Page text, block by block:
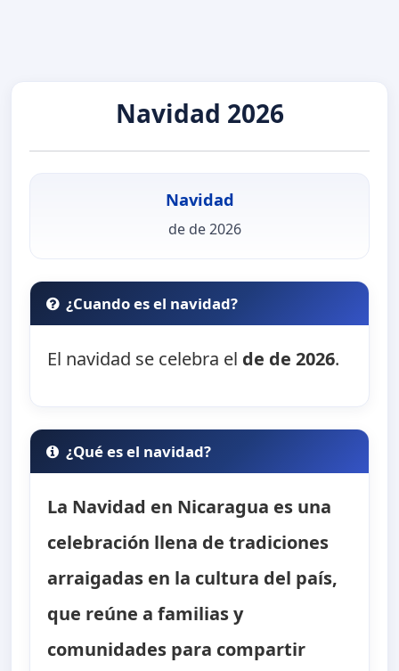
Navidad 2026
Navidad
de de 2026
¿Cuando es el navidad?
El navidad se celebra el de de 2026.
¿Qué es el navidad?
La Navidad en Nicaragua es una
celebración llena de tradiciones
arraigadas en la cultura del país,
que reúne a familias y
comunidades para compartir